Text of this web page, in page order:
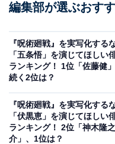
編集部が選ぶおす
『呪術廻戦』を実写化する
「五条悟」を演じてほしい
ランキング！ 1位「佐藤健」
続く2位は？
『呪術廻戦』を実写化する
「伏黒恵」を演じてほしい
ランキング！ 2位「神木隆之
介」、1位は？